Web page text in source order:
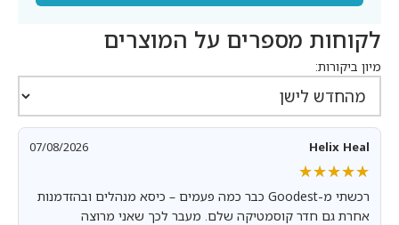
לקוחות מספרים על המוצרים
מיון ביקורות:
Helix Heal
07/08/2026
★★★★★
★★★★★
רכשתי מ-Goodest כבר כמה פעמים – כיסא מנהלים ובהזדמנות
אחרת גם חדר קוסמטיקה שלם. מעבר לכך שאני מרוצה